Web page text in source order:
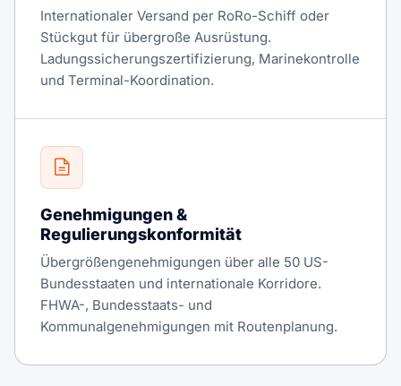
Internationaler Versand per RoRo-Schiff oder
Stückgut für übergroße Ausrüstung.
Ladungssicherungszertifizierung, Marinekontrolle
und Terminal-Koordination.
Genehmigungen &
Regulierungskonformität
Übergrößengenehmigungen über alle 50 US-
Bundesstaaten und internationale Korridore.
FHWA-, Bundesstaats- und
Kommunalgenehmigungen mit Routenplanung.